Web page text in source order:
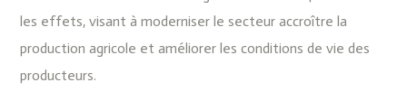
les effets, visant à moderniser le secteur accroître la
production agricole et améliorer les conditions de vie des
producteurs.